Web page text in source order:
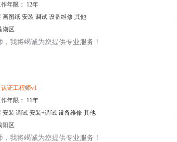
年限：
12年
画图纸 安装 调试 设备维修 其他
湖区
我将竭诚为您提供专业服务！
认证工程师v1
年限：
11年
安装 调试 安装+调试 设备维修 其他
阳区
我将竭诚为您提供专业服务！